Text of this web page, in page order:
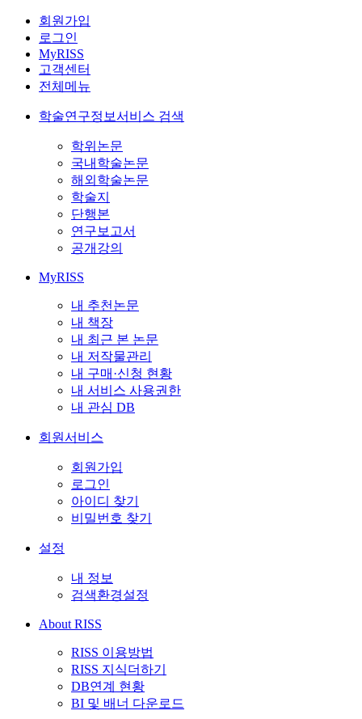
회원가입
로그인
MyRISS
고객센터
전체메뉴
학술연구정보서비스 검색
학위논문
국내학술논문
해외학술논문
학술지
단행본
연구보고서
공개강의
MyRISS
내 추천논문
내 책장
내 최근 본 논문
내 저작물관리
내 구매·신청 현황
내 서비스 사용권한
내 관심 DB
회원서비스
회원가입
로그인
아이디 찾기
비밀번호 찾기
설정
내 정보
검색환경설정
About RISS
RISS 이용방법
RISS 지식더하기
DB연계 현황
BI 및 배너 다운로드